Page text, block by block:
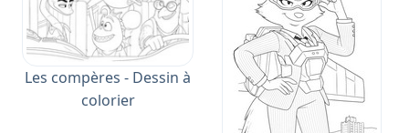
Les compères - Dessin à
colorier